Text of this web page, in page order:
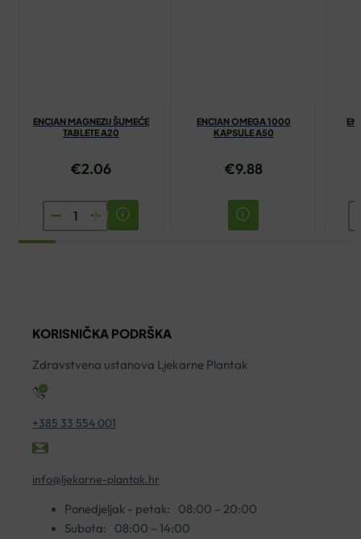
ENCIAN MAGNEZIJ ŠUMEĆE
TABLETE A20
€2.06
ENCIAN
MAGNEZIJ
ENCIAN OMEGA 1000
KAPSULE A50
€9.88
KORISNIČKA PODRŠKA
Zdravstvena ustanova Ljekarne Plantak
+385 33 554 001
info@ljekarne-plantak.hr
Ponedjeljak - petak:
08:00 – 20:00
Subota:
08:00 – 14:00